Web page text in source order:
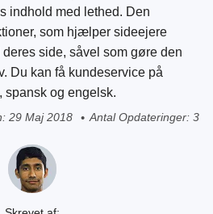
indhold med lethed. Den
som hjælper sideejere
side, såvel som gøre den
Du kan få kundeservice på
spansk og engelsk.
29 Maj 2018 Antal Opdateringer: 3